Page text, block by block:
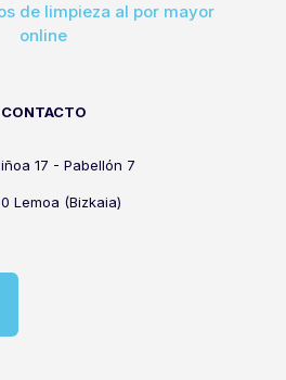
de limpieza al por mayor
online
CONTACTO
17 - Pabellón 7
Lemoa (Bizkaia)